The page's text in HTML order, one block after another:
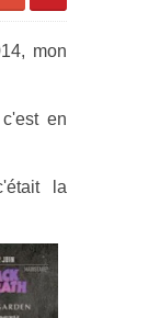
mon
en
la